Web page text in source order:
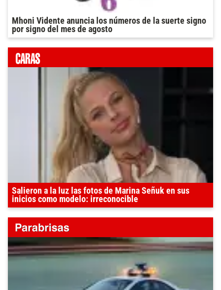
Mhoni Vidente anuncia los números de la suerte signo
por signo del mes de agosto
Salieron a la luz las fotos de Marina Señuk en sus
inicios como modelo: irreconocible